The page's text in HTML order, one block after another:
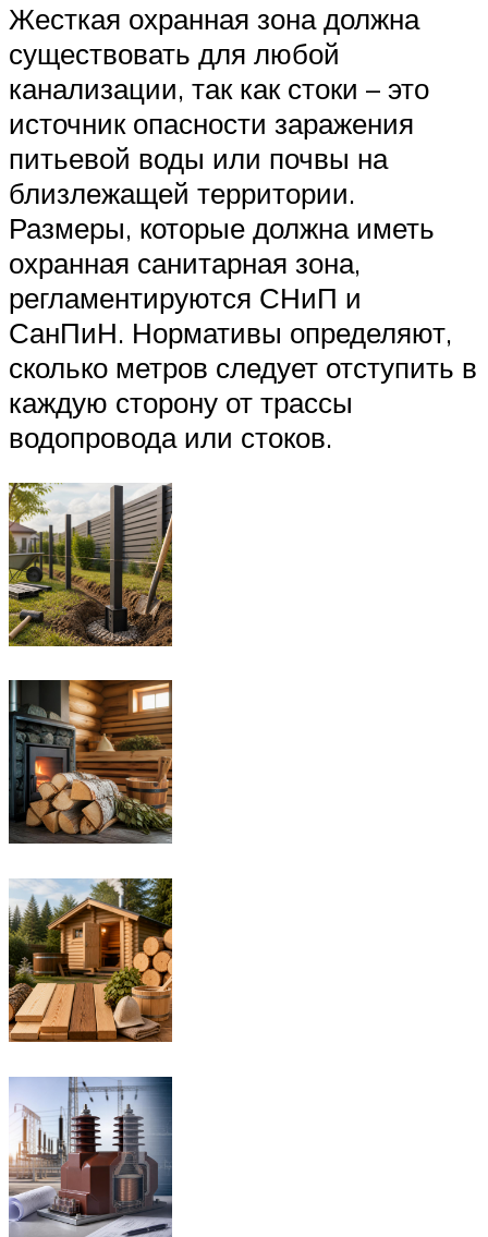
Жесткая охранная зона должна
существовать для любой
канализации, так как стоки – это
источник опасности заражения
питьевой воды или почвы на
близлежащей территории.
Размеры, которые должна иметь
охранная санитарная зона,
регламентируются СНиП и
СанПиН. Нормативы определяют,
сколько метров следует отступить в
каждую сторону от трассы
водопровода или стоков.